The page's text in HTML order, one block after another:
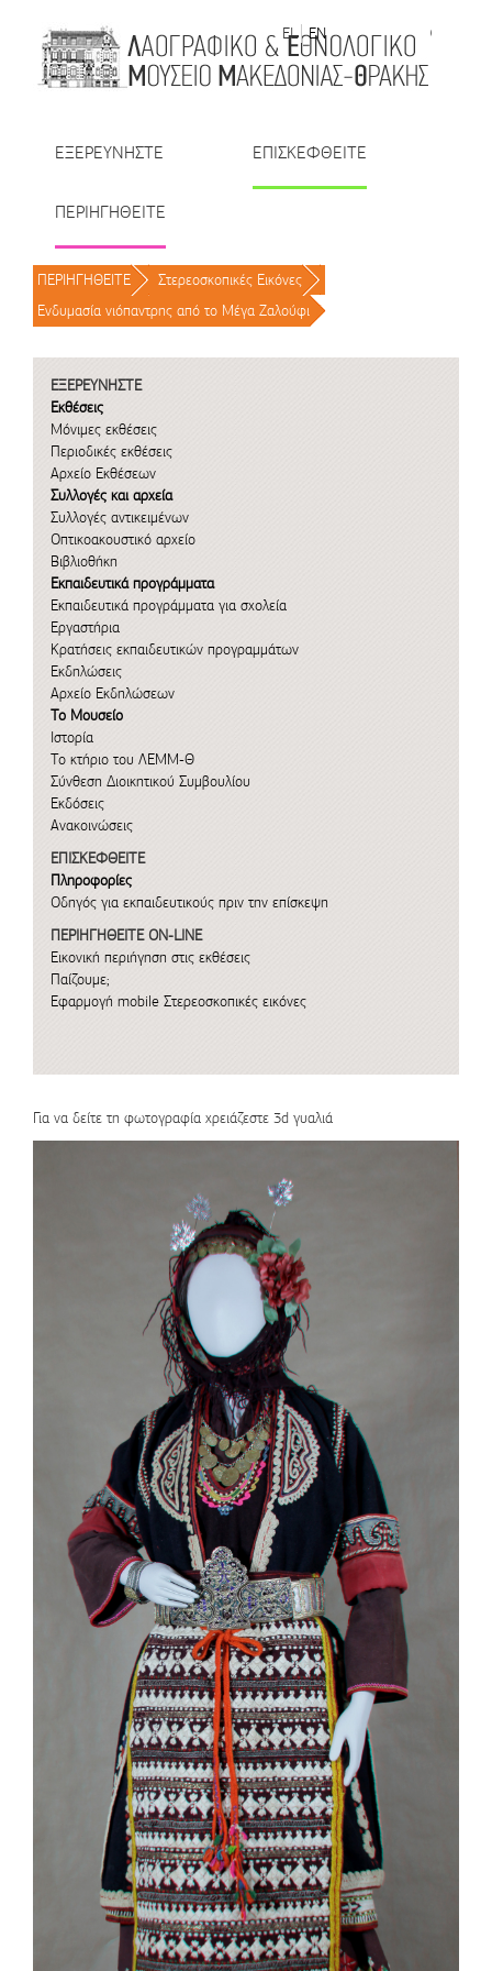
EL
EN | TR | BU | RO
ΕΞΕΡΕΥΝΗΣΤΕ ΕΠΙΣΚΕΦΘΕΙΤΕ
ΠΕΡΙΗΓΗΘΕΙΤΕ
ΠΕΡΙΗΓΗΘΕΙΤΕ / Στερεοσκοπικές Εικόνες /
Ενδυμασία νιόπαντρης από το Μέγα Ζαλούφι /
ΕΞΕΡΕΥΝΗΣΤΕ
Εκθέσεις
Μόνιμες εκθέσεις
Περιοδικές εκθέσεις
Αρχείο Εκθέσεων
Συλλογές και αρχεία
Συλλογές αντικειμένων
Οπτικοακουστικό αρχείο
Βιβλιοθήκη
Εκπαιδευτικά προγράμματα
Εκπαιδευτικά προγράμματα για σχολεία
Εργαστήρια
Κρατήσεις εκπαιδευτικών προγραμμάτων
Εκδηλώσεις
Αρχείο Εκδηλώσεων
Το Μουσείο
Ιστορία
Το κτήριο του ΛΕΜΜ-Θ
Σύνθεση Διοικητικού Συμβουλίου
Εκδόσεις
Ανακοινώσεις
ΕΠΙΣΚΕΦΘΕΙΤΕ
Πληροφορίες
Οδηγός για εκπαιδευτικούς πριν την επίσκεψη
ΠΕΡΙΗΓΗΘΕΙΤΕ ON-LINE
Εικονική περιήγηση στις εκθέσεις
Παίζουμε;
Εφαρμογή mobile Στερεοσκοπικές εικόνες
Για να δείτε τη φωτογραφία χρειάζεστε 3d γυαλιά